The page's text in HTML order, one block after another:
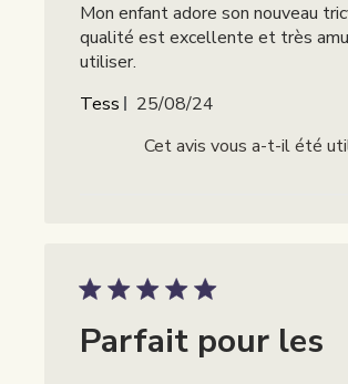
Mon enfant adore son nouveau
qualité est excellente et très
utiliser.
Tess
Publicatiedatum
25/08/24
Cet avis vous a-t-il été
Parfait pour les